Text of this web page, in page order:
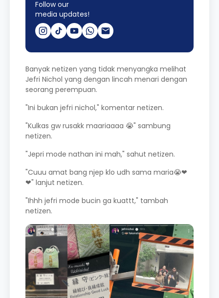
Follow our
media updates!
Banyak netizen yang tidak menyangka melihat
Jefri Nichol yang dengan lincah menari dengan
seorang perempuan.
"Ini bukan jefri nichol," komentar netizen.
"Kulkas gw rusakk maariaaaa 😭" sambung
netizen.
"Jepri mode nathan ini mah," sahut netizen.
"Cuuu amat bang njep klo udh sama maria😭❤
❤" lanjut netizen.
"Ihhh jefri mode bucin ga kuattt," tambah
netizen.